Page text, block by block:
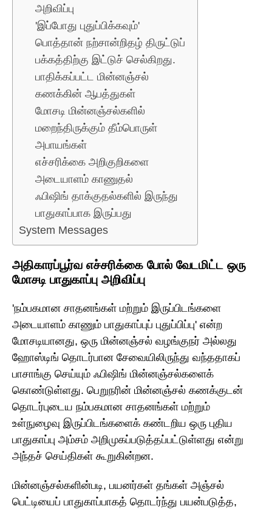
அறிவிப்பு
'இப்போது புதுப்பிக்கவும்'
பொத்தான் நற்சான்றிதழ் திருட்டுப்
பக்கத்திற்கு இட்டுச் செல்கிறது.
பாதிக்கப்பட்ட மின்னஞ்சல்
கணக்கின் ஆபத்துகள்
மோசடி மின்னஞ்சல்களில்
மறைந்திருக்கும் தீம்பொருள்
அபாயங்கள்
எச்சரிக்கை அறிகுறிகளை
அடையாளம் காணுதல்
ஃபிஷிங் தாக்குதல்களில் இருந்து
பாதுகாப்பாக இருப்பது
System Messages
அதிகாரப்பூர்வ எச்சரிக்கை போல் வேடமிட்ட ஒரு
மோசடி பாதுகாப்பு அறிவிப்பு
'நம்பகமான சாதனங்கள் மற்றும் இருப்பிடங்களை
அடையாளம் காணும் பாதுகாப்புப் புதுப்பிப்பு' என்ற
மோசடியானது, ஒரு மின்னஞ்சல் வழங்குநர் அல்லது
ஹோஸ்டிங் தொடர்பான சேவையிலிருந்து வந்ததாகப்
பாசாங்கு செய்யும் ஃபிஷிங் மின்னஞ்சல்களைக்
கொண்டுள்ளது. பெறுநரின் மின்னஞ்சல் கணக்குடன்
தொடர்புடைய நம்பகமான சாதனங்கள் மற்றும்
உள்நுழைவு இருப்பிடங்களைக் கண்டறிய ஒரு புதிய
பாதுகாப்பு அம்சம் அறிமுகப்படுத்தப்பட்டுள்ளது என்று
அந்தச் செய்திகள் கூறுகின்றன.
மின்னஞ்சல்களின்படி, பயனர்கள் தங்கள் அஞ்சல்
பெட்டியைப் பாதுகாப்பாகத் தொடர்ந்து பயன்படுத்த,